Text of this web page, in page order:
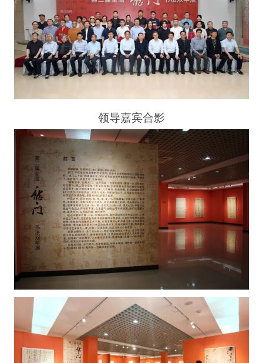
领导嘉宾合影